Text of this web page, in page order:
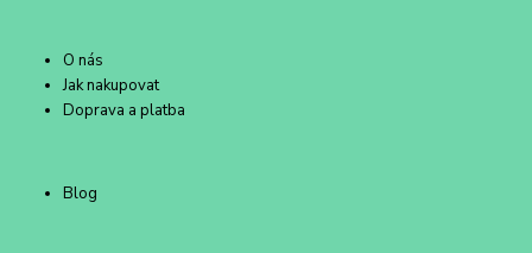
O nás
Jak nakupovat
Doprava a platba
Blog